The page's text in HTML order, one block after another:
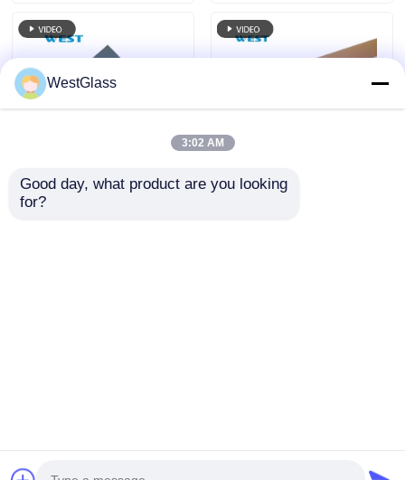
Ultra Clear Sun
Ultra-claro azul
WestGlass
3:02 AM
Good day, what product are you looking
for?